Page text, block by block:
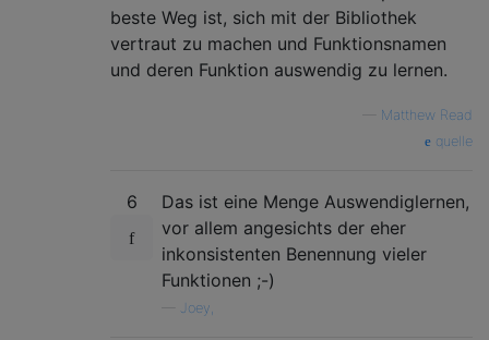
beste Weg ist, sich mit der Bibliothek
vertraut zu machen und Funktionsnamen
und deren Funktion auswendig zu lernen.
Matthew Read
quelle
6
Das ist eine Menge Auswendiglernen,
vor allem angesichts der eher
inkonsistenten Benennung vieler
Funktionen ;-)
Joey,